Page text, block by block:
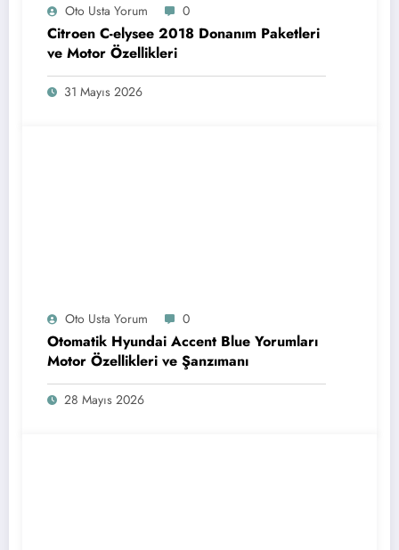
Oto Usta Yorum 0
Citroen C-elysee 2018 Donanım Paketleri
ve Motor Özellikleri
31 Mayıs 2026
Oto Usta Yorum 0
Otomatik Hyundai Accent Blue Yorumları
Motor Özellikleri ve Şanzımanı
28 Mayıs 2026